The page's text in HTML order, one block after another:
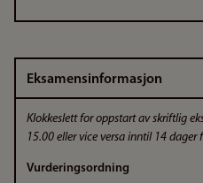
Eksamensinformasjon
Klokkeslett for oppstart av skriftlig
15.00 eller vice versa inntil 14 dager
Vurderingsordning